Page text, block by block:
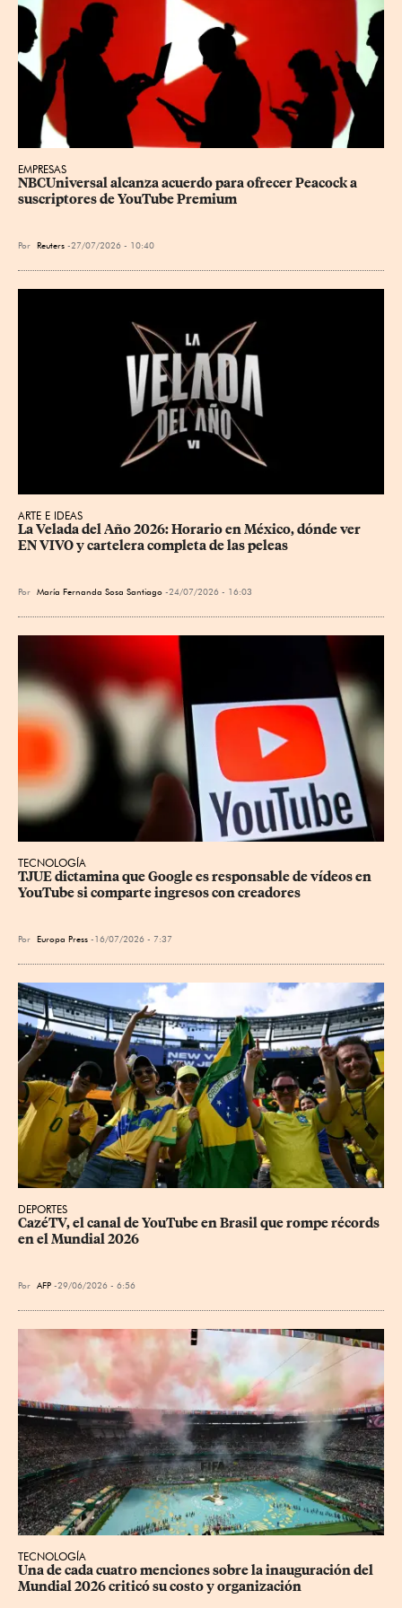
EMPRESAS
NBCUniversal alcanza acuerdo para ofrecer Peacock a
suscriptores de YouTube Premium
Por Reuters 27/07/2026 - 10:40
ARTE E IDEAS
La Velada del Año 2026: Horario en México, dónde ver
EN VIVO y cartelera completa de las peleas
Por María Fernanda Sosa Santiago 24/07/2026 - 16:03
TECNOLOGÍA
TJUE dictamina que Google es responsable de vídeos en
YouTube si comparte ingresos con creadores
Por Europa Press 16/07/2026 - 7:37
DEPORTES
CazéTV, el canal de YouTube en Brasil que rompe récords
en el Mundial 2026
Por AFP 29/06/2026 - 6:56
TECNOLOGÍA
Una de cada cuatro menciones sobre la inauguración del
Mundial 2026 criticó su costo y organización